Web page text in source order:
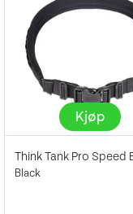
Kjøp
Black